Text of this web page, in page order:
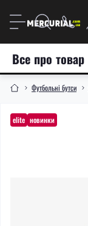
Футбольні бутси
Все про товар
elite новинки